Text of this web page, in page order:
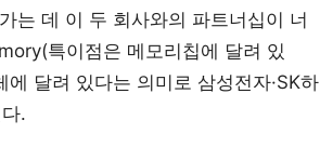
는 데 이 두 회사와의 파트너십이 너
특이점은 메모리칩에 달려 있
달려 있다는 의미로 삼성전자·SK하
.